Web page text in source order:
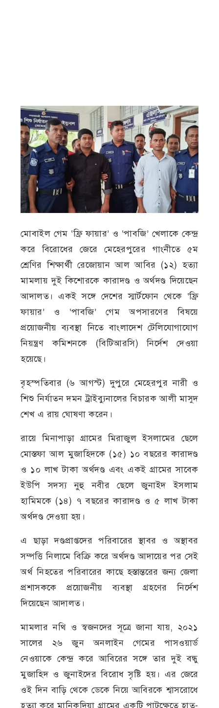
মোবাইল গেম ‘ফ্রি ফায়ার’ ও ‘পাবজি’ খেলাকে কেন্দ্র
করে বিরোধের জেরে মেহেরপুরের গাংনীতে ৫ম
শ্রেণির শিক্ষার্থী রেজোয়ান আল আবির (১২) হত্যা
মামলায় দুই কিশোরকে কারাদণ্ড ও অর্থদণ্ড দিয়েছেন
আদালত। একই সঙ্গে দেশের স্মার্টফোন থেকে ‘ফ্রি
ফায়ার’ ও ‘পাবজি’ গেম অপসারণের বিষয়ে
প্রয়োজনীয় ব্যবস্থা নিতে বাংলাদেশ টেলিযোগাযোগ
নিয়ন্ত্রণ কমিশনকে (বিটিআরসি) নির্দেশ দেওয়া
হয়েছে।
বৃহস্পতিবার (৬ আগস্ট) দুপুরে মেহেরপুর নারী ও
শিশু নির্যাতন দমন ট্রাইব্যুনালের বিচারক আলী মাসুদ
শেখ এ রায় ঘোষণা করেন।
রায়ে মিনাপাড়া গ্রামের মিরাজুল ইসলামের ছেলে
মোস্তফা আল মুজাহিদকে (১৫) ১০ বছরের কারাদণ্ড
ও ১০ লাখ টাকা অর্থদণ্ড এবং একই গ্রামের সাবেক
ইউপি সদস্য নুহু নবীর ছেলে জুনাইদ ইসলাম
হামিমকে (১৪) ৭ বছরের কারাদণ্ড ও ৫ লাখ টাকা
অর্থদণ্ড দেওয়া হয়।
এ ছাড়া দণ্ডপ্রাপ্তদের পরিবারের স্থাবর ও অস্থাবর
সম্পত্তি নিলামে বিক্রি করে অর্থদণ্ড আদায়ের পর সেই
অর্থ নিহতের পরিবারের কাছে হস্তান্তরের জন্য জেলা
প্রশাসককে প্রয়োজনীয় ব্যবস্থা গ্রহণের নির্দেশ
দিয়েছেন আদালত।
মামলার নথি ও স্বজনদের সূত্রে জানা যায়, ২০২১
সালের ২৬ জুন অনলাইন গেমের পাসওয়ার্ড
নেওয়াকে কেন্দ্র করে আবিরের সঙ্গে তার দুই বন্ধু
মুজাহিদ ও জুনাইদের বিরোধ সৃষ্টি হয়। এর জেরে
ওই দিন বাড়ি থেকে ডেকে নিয়ে আবিরকে শ্বাসরোধে
হত্যা করে মানিকদিয়া গ্রামের একটি পাটক্ষেতে হাত-